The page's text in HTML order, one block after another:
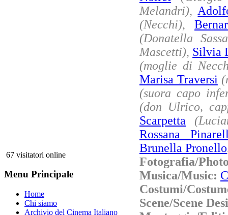
67 visitatori online
Menu Principale
Home
Chi siamo
Archivio del Cinema Italiano
Melandri),
(Necchi),
(Donatella
Mascetti), Silvia
(moglie di
Marisa Traversi
(suora capo
(don Ulrico,
Scarpetta
Rossana
Brunella Pronello
Fotografia/
Musica/Music:
Costumi/
Scene/Scene